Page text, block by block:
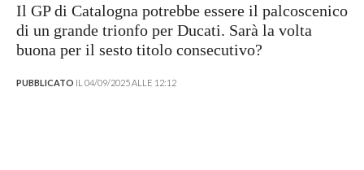
Il GP di Catalogna potrebbe essere il palcoscenico
di un grande trionfo per Ducati. Sarà la volta
buona per il sesto titolo consecutivo?
PUBBLICATO IL 04/09/2025 ALLE 12:12